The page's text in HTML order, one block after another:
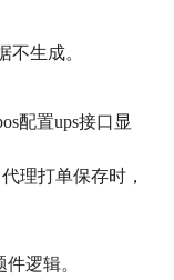
不生成。
配置ups接口显
理打单保存时，
逻辑。